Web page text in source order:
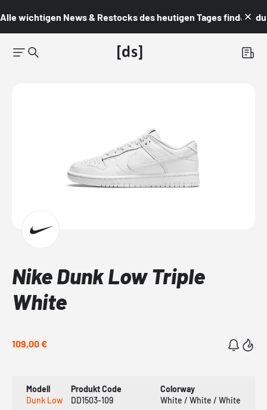
Alle wichtigen News & Restocks des heutigen Tages findest du
Nike Dunk Low Triple
White
109,00 €
Modell
Dunk Low
Produkt Code
DD1503-109
Colorway
White / White / White